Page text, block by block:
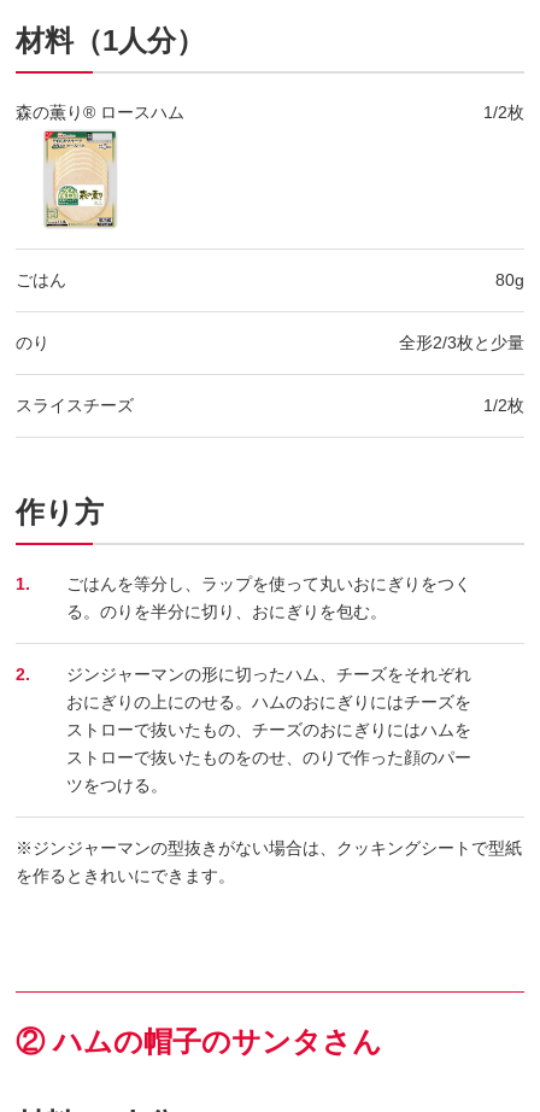
材料（1人分）
森の薫り® ロースハム 1/2枚
ごはん 80g
のり 全形2/3枚と少量
スライスチーズ 1/2枚
作り方
1.
ごはんを等分し、ラップを使って丸いおにぎりをつく
る。のりを半分に切り、おにぎりを包む。
2.
ジンジャーマンの形に切ったハム、チーズをそれぞれ
おにぎりの上にのせる。ハムのおにぎりにはチーズを
ストローで抜いたもの、チーズのおにぎりにはハムを
ストローで抜いたものをのせ、のりで作った顔のパー
ツをつける。
※ジンジャーマンの型抜きがない場合は、クッキングシートで型紙
を作るときれいにできます。
② ハムの帽子のサンタさん